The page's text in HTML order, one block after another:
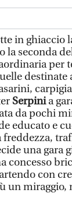
in ghiaccio
seconda
per
destinate
Serpinia
da pochi
educato e
una gara
concesso
con
un miraggio,